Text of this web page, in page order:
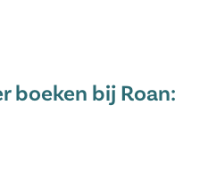
boeken bij Roan: